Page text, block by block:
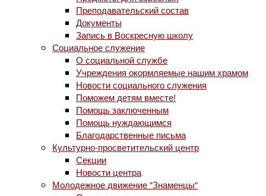
Преподавательский состав
Документы
Запись в Воскресную школу
Социальное служение
О социальной службе
Учреждения окормляемые нашим храмом
Новости социального служения
Поможем детям вместе!
Помощь заключенным
Помощь нуждающимся
Благодарственные письма
Культурно-просветительский центр
Секции
Новости центра
Молодежное движение "Знаменцы"